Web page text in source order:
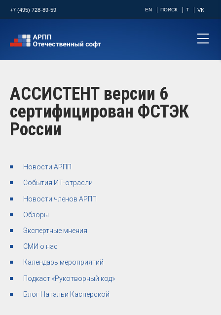
+7 (495) 728-89-59 EN ПОИСК T VK
АССИСТЕНТ версии 6
сертифицирован ФСТЭК
России
Новости АРПП
События ИТ-отрасли
Новости членов АРПП
Обзоры
Экспертные мнения
СМИ о нас
Календарь мероприятий
Подкаст «Рукотворный код»
Блог Натальи Касперской